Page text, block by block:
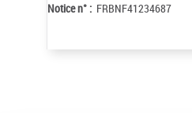
Notice n° : FRBNF41234687